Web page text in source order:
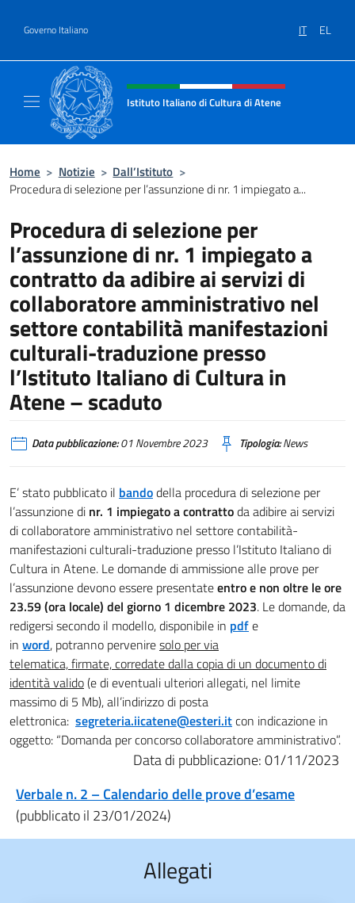
Governo Italiano IT EL
Intestazione sito, social e menù
Istituto Italiano di Cultura di Atene
Home > Notizie > Dall’Istituto >
Procedura di selezione per l’assunzione di nr. 1 impiegato a...
Procedura di selezione per
l’assunzione di nr. 1 impiegato a
contratto da adibire ai servizi di
collaboratore amministrativo nel
settore contabilità manifestazioni
culturali-traduzione presso
l’Istituto Italiano di Cultura in
Atene – scaduto
Data pubblicazione:01 Novembre 2023 Tipologia:News
E’ stato pubblicato il bandodella procedura di selezione per
l’assunzione di nr. 1 impiegato a contrattoda adibire ai servizi
di collaboratore amministrativo nel settore contabilità-
manifestazioni culturali-traduzione presso l’Istituto Italiano di
Cultura in Atene. Le domande di ammissione alle prove per
l’assunzione devono essere presentateentro e non oltre le ore
23.59 (ora locale) del giorno 1 dicembre 2023. Le domande, da
redigersi secondo il modello, disponibile in pdfe
in word, potranno perveniresolo per via
telematica, firmate, corredate dalla copia di un documento di
identità valido(e di eventuali ulteriori allegati, nel limite
massimo di 5 Mb), all’indirizzo di posta
elettronica: segreteria.iicatene@esteri.itcon indicazione in
oggetto: “Domanda per concorso collaboratore amministrativo”.
Data di pubblicazione: 01/11/2023
Verbale n. 2 – Calendario delle prove d’esame
(pubblicato il 23/01/2024)
Allegati